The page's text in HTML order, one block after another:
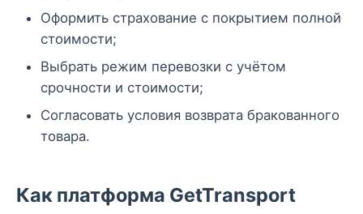
Оформить страхование с покрытием полной
стоимости;
Выбрать режим перевозки с учётом
срочности и стоимости;
Согласовать условия возврата бракованного
товара.
Как платформа GetTransport